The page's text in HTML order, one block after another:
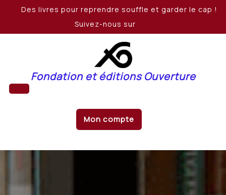
Des livres pour reprendre souffle et garder le cap !
Suivez-nous sur
Fondation et éditions Ouverture
Mon compte